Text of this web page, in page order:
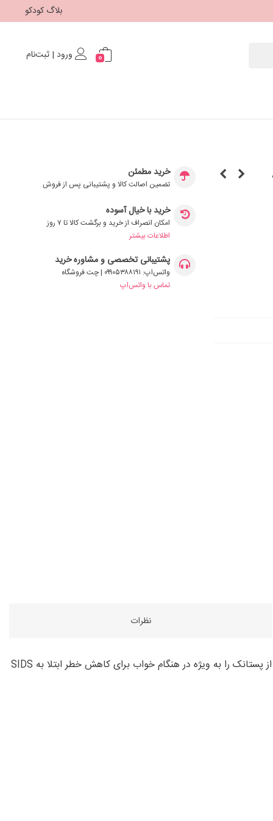
بلاگ کودکو
0 ورود | ثبت‌نام
خرید مطمئن
تضمین اصالت کالا و پشتیبانی پس از فروش
خرید با خیال آسوده
امکان انصراف از خرید و برگشت کالا تا ۷ روز
اطلاعات بیشتر
پشتیبانی تخصصی و مشاوره خرید
واتس‌اپ: ۰۹۹۰۵۳۸۸۱۹۱ | چت فروشگاه
تماس با واتس‌اپ
نظرات
کودک تازه متولد شده برای رفع آرامش و خوابیدن نیاز به سینه دارد. پستانک اثر آرام بخشی را ارائه می دهد. بسیاری از متخصصان استفاده از پستانک را به ویژه در هنگام خواب برای کاهش خطر ابتلا به SIDS